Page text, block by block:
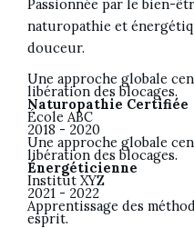
Passionnée par le bien-
naturopathie et
douceur.
Une approche globale
libération des blocages.
Naturopathie Certifiée
École ABC
2018 - 2020
Une approche globale
libération des blocages.
Énergéticienne
Institut XYZ
2021 - 2022
Apprentissage des
esprit.